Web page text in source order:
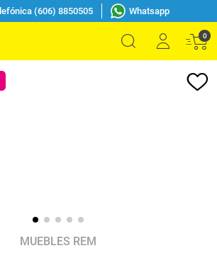
(606) 8850505 Whatsapp
0
MUEBLES REM